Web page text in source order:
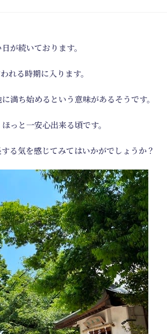
が続いております。
れる時期に入ります。
満ち始めるという意味があるそうです。
っと一安心出来る頃です。
る気を感じてみてはいかがでしょうか？